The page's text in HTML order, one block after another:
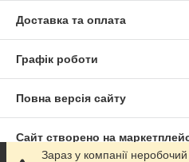
Доставка та оплата
Графік роботи
Повна версія сайту
Сайт створено на
Зараз у компанії